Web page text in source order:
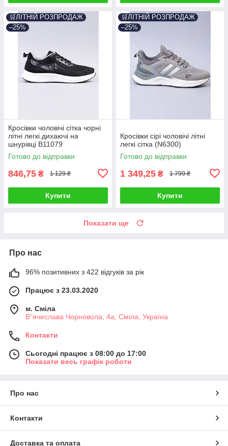
🛒ЛІТНІЙ РОЗПРОДАЖ
–25%
Кросівки чоловічі сітка чорні
літні легкі дихаючі на
шнурівці B11079
Готово до відправки
846,75 ₴ 1 129 ₴
Купити
🛒ЛІТНІЙ РОЗПРОДАЖ
–25%
Кросівки сірі чоловічі літні
легкі сітка (N6300)
Готово до відправки
1 349,25 ₴ 1 799 ₴
Купити
Показати ще
Про нас
96% позитивних з 422 відгуків за рік
Працює з 23.03.2020
м. Сміла
В"ячеслава Чорновола, 4а, Сміла, Україна
Контакти
Сьогодні працює з 08:00 до 17:00
Показати весь графік роботи
Про нас
Контакти
Доставка та оплата